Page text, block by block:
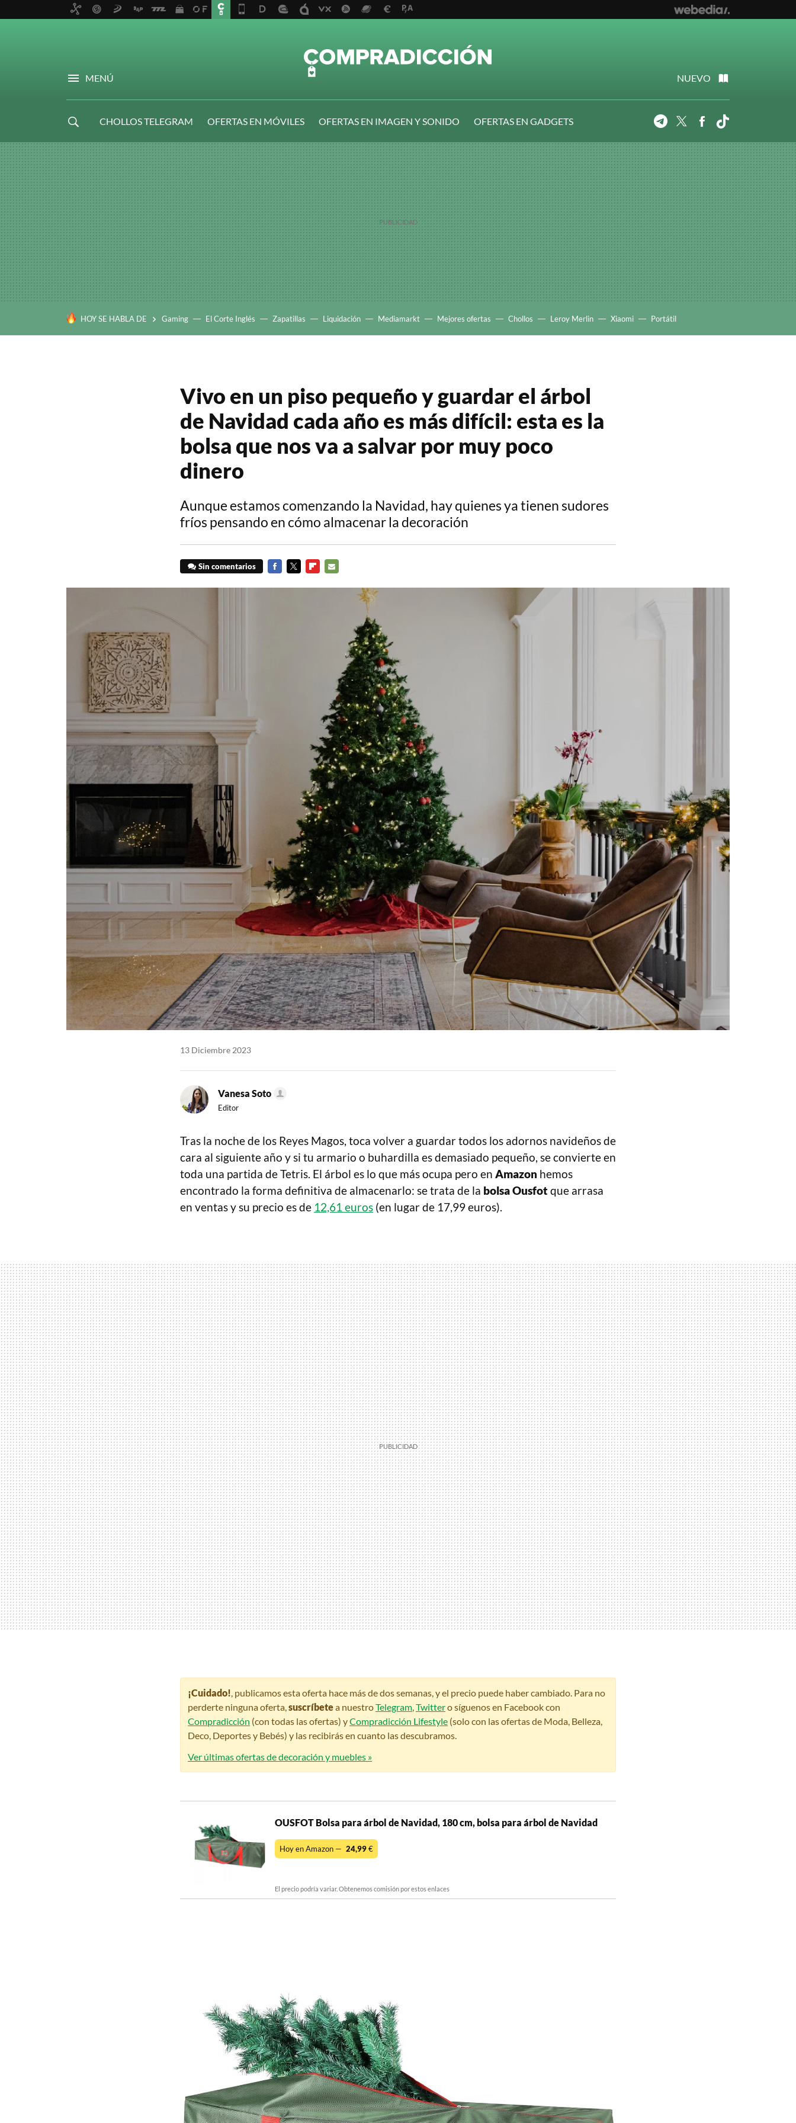
MENÚ NUEVO
CHOLLOS TELEGRAM OFERTAS EN MÓVILES OFERTAS EN IMAGEN Y SONIDO
OFERTAS EN GADGETS
TelegramTwitterFacebook
HOY SE HABLA DE Gaming El Corte Inglés Zapatillas Liquidación Mediamarkt Mejores ofertas Chollos Leroy Merlin Xiaomi Portátil
Vivo en un piso pequeño y guardar el árbol
de Navidad cada año es más difícil: esta es la
bolsa que nos va a salvar por muy poco
dinero
Aunque estamos comenzando la Navidad, hay quienes ya tienen sudores
fríos pensando en cómo almacenar la decoración
Sin comentarios
13 Diciembre 2023
Vanesa Soto
Editor
Tras la noche de los Reyes Magos, toca volver a guardar todos los adornos navideños de
cara al siguiente año y si tu armario o buhardilla es demasiado pequeño, se convierte en
toda una partida de Tetris. El árbol es lo que más ocupa pero en Amazon hemos
encontrado la forma definitiva de almacenarlo: se trata de la bolsa Ousfot que arrasa
en ventas y su precio es de 12,61 euros (en lugar de 17,99 euros).
¡Cuidado! , publicamos esta oferta hace más de dos semanas, y el precio puede haber cambiado. Para no
perderte ninguna oferta, suscríbetea nuestroTelegram Twittero síguenos en Facebook con
Compradicción (con todas las ofertas) yCompradicción Lifestyle (solo con las ofertas de Moda, Belleza,
Deco, Deportes y Bebés) y las recibirás en cuanto las descubramos.
Ver últimas ofertas de decoración y muebles »
OUSFOT Bolsa para árbol de Navidad, 180 cm, bolsa para árbol de Navidad
Hoy en Amazon — 24,99€
El precio podría variar. Obtenemos comisión por estos enlaces